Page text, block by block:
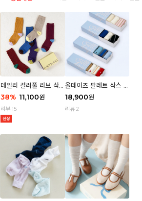
데일리 컬러풀 리브 삭스
우먼 3P 세트
38% 11,100원
리뷰 15
올데이즈 팔레트 삭스 우
먼 5P
18,900원
리뷰 2